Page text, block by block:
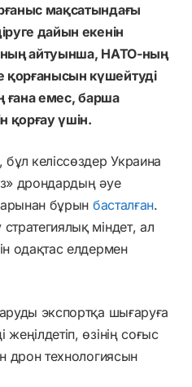
мақсатындағы
дайын екенін
айтуынша, НАТО-ның
күшейтуді
ғана емес, барша
қорғау үшін.
келіссөздер Украина
дрондардың әуе
бұрын басталған.
міндет, ал
одақтас елдермен
экспортқа шығаруға
өзінің соғыс
дрон технологиясын